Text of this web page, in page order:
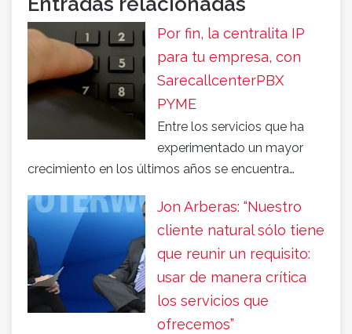
Por fin, la centralita IP
para tu empresa, con
SarecallcenterPBX
PYME
Entre los servicios que ha
experimentado un mayor
crecimiento en los últimos años se encuentra…
Jon Arberas: “Nuestro
cliente natural sólo tiene
que reunir un requisito:
usar de manera crítica
los servicios que
ofrecemos”